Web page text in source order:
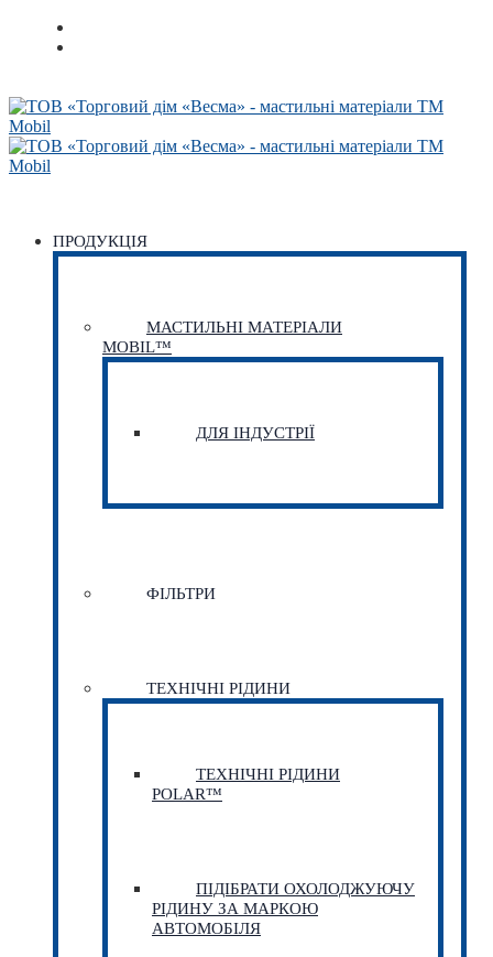
ПРОДУКЦІЯ
МАСТИЛЬНІ МАТЕРІАЛИ
MOBIL™
ДЛЯ ІНДУСТРІЇ
ФІЛЬТРИ
ТЕХНІЧНІ РІДИНИ
ТЕХНІЧНІ РІДИНИ
POLAR™
ПІДІБРАТИ ОХОЛОДЖУЮЧУ
РІДИНУ ЗА МАРКОЮ
АВТОМОБІЛЯ